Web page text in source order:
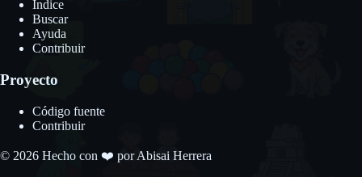
Índice
Buscar
Ayuda
Contribuir
Proyecto
Código fuente
Contribuir
© 2026 Hecho con ❤️ porAbisai Herrera